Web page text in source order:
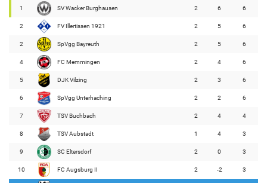
1 SV Wacker Burghausen 2 6 6
2 FV Illertissen 1921 2 5 6
2 SpVgg Bayreuth 2 5 6
4 FC Memmingen 2 4 6
5 DJK Vilzing 2 3 6
6 SpVgg Unterhaching 2 2 6
7 TSV Buchbach 2 4 4
8 TSV Aubstadt 1 4 3
9 SC Eltersdorf 2 0 3
10 FC Augsburg II 2 -2 3